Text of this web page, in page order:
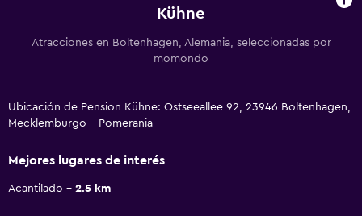
Kühne
Atracciones en Boltenhagen, Alemania, seleccionadas por
momondo
Ubicación de Pension Kühne: Ostseeallee 92, 23946 Boltenhagen,
Mecklemburgo - Pomerania
Mejores lugares de interés
Acantilado 2.5 km